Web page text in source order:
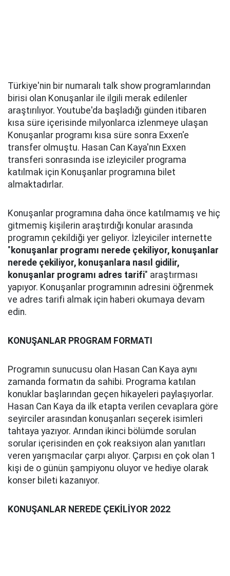
Türkiye'nin bir numaralı talk show programlarından
birisi olan Konuşanlar ile ilgili merak edilenler
araştırılıyor. Youtube'da başladığı günden itibaren
kısa süre içerisinde milyonlarca izlenmeye ulaşan
Konuşanlar programı kısa süre sonra Exxen'e
transfer olmuştu. Hasan Can Kaya'nın Exxen
transferi sonrasında ise izleyiciler programa
katılmak için Konuşanlar programına bilet
almaktadırlar.
Konuşanlar programına daha önce katılmamış ve hiç
gitmemiş kişilerin araştırdığı konular arasında
programın çekildiği yer geliyor. İzleyiciler internette
" konuşanlar programı nerede çekiliyor, konuşanlar
nerede çekiliyor, konuşanlara nasıl gidilir,
konuşanlar programı adres tarifi" araştırması
yapıyor. Konuşanlar programının adresini öğrenmek
ve adres tarifi almak için haberi okumaya devam
edin.
KONUŞANLAR PROGRAM FORMATI
Programın sunucusu olan Hasan Can Kaya aynı
zamanda formatın da sahibi. Programa katılan
konuklar başlarından geçen hikayeleri paylaşıyorlar.
Hasan Can Kaya da ilk etapta verilen cevaplara göre
seyirciler arasından konuşanları seçerek isimleri
tahtaya yazıyor. Arından ikinci bölümde sorulan
sorular içerisinden en çok reaksiyon alan yanıtları
veren yarışmacılar çarpı alıyor. Çarpısı en çok olan 1
kişi de o günün şampiyonu oluyor ve hediye olarak
konser bileti kazanıyor.
KONUŞANLAR NEREDE ÇEKİLİYOR 2022